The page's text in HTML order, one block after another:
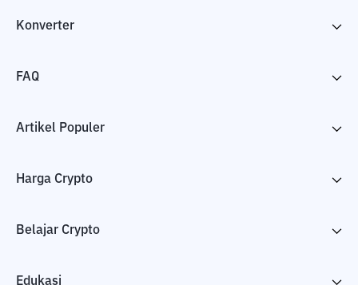
Konverter
FAQ
Artikel Populer
Harga Crypto
Belajar Crypto
Edukasi